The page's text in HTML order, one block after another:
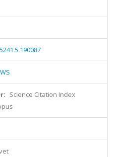
Science Citation Index